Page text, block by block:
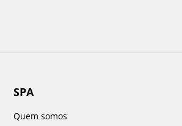
SPA
Quem somos